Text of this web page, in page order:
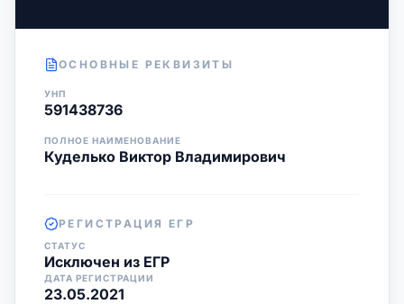
ОСНОВНЫЕ РЕКВИЗИТЫ
УНП
591438736
ПОЛНОЕ НАИМЕНОВАНИЕ
Куделько Виктор Владимирович
РЕГИСТРАЦИЯ ЕГР
СТАТУС
Исключен из ЕГР
ДАТА РЕГИСТРАЦИИ
23.05.2021